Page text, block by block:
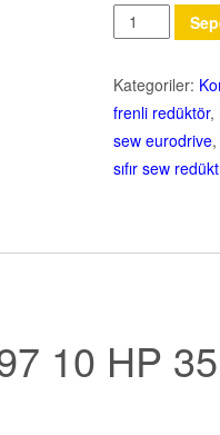
Miktar
Kategoriler:
frenli redüktör,
sew eurodrive,
sıfır sew
10 HP